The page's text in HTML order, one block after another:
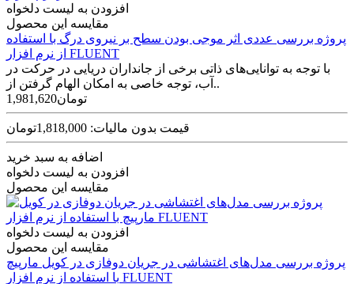
افزودن به لیست دلخواه
مقایسه این محصول
پروژه بررسی عددی اثر موجی بودن سطح بر نیروی درگ با استفاده
از نرم افزار FLUENT
با توجه به توانایی‌های ذاتی برخی از جانداران دریایی در حرکت در
آب، توجه خاصی به امکان الهام گرفتن از..
1,981,620تومان
قیمت بدون مالیات: 1,818,000تومان
اضافه به سبد خرید
افزودن به لیست دلخواه
مقایسه این محصول
افزودن به لیست دلخواه
مقایسه این محصول
پروژه بررسی مدل‌های اغتشاشی در جریان دوفازی در کویل مارپیچ
با استفاده از نرم افزار FLUENT